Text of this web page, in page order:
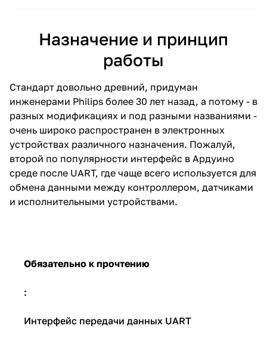
Назначение и принцип
работы
Стандарт довольно древний, придуман
инженерами Philips более 30 лет назад, а потому - в
разных модификациях и под разными названиями -
очень широко распространен в электронных
устройствах различного назначения. Пожалуй,
второй по популярности интерфейс в Ардуино
среде после UART, где чаще всего используется для
обмена данными между контроллером, датчиками
и исполнительными устройствами.
Обязательно к прочтению
:
Интерфейс передачи данных UART